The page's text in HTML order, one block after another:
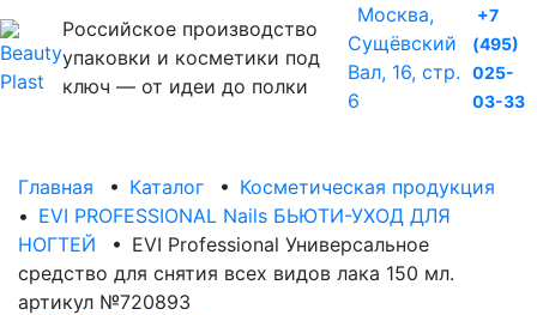
Российское производство
упаковки и косметики под
ключ — от идеи до полки
Москва,
Сущёвский
Вал, 16, стр.
6
+7
(495)
025-
03-33
Главная • Каталог • Косметическая продукция
• EVI PROFESSIONAL Nails БЬЮТИ-УХОД ДЛЯ
НОГТЕЙ • EVI Professional Универсальное
средство для снятия всех видов лака 150 мл.
артикул №720893